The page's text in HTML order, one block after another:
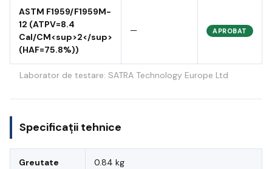
ASTM F1959/F1959M-
12 (ATPV=8.4
Cal/CM<sup>2</sup>
(HAF=75.8%))
— APROBAT
Laborator de testare: SATRA Technology Europe Ltd
Specificații tehnice
Greutate 0.84 kg